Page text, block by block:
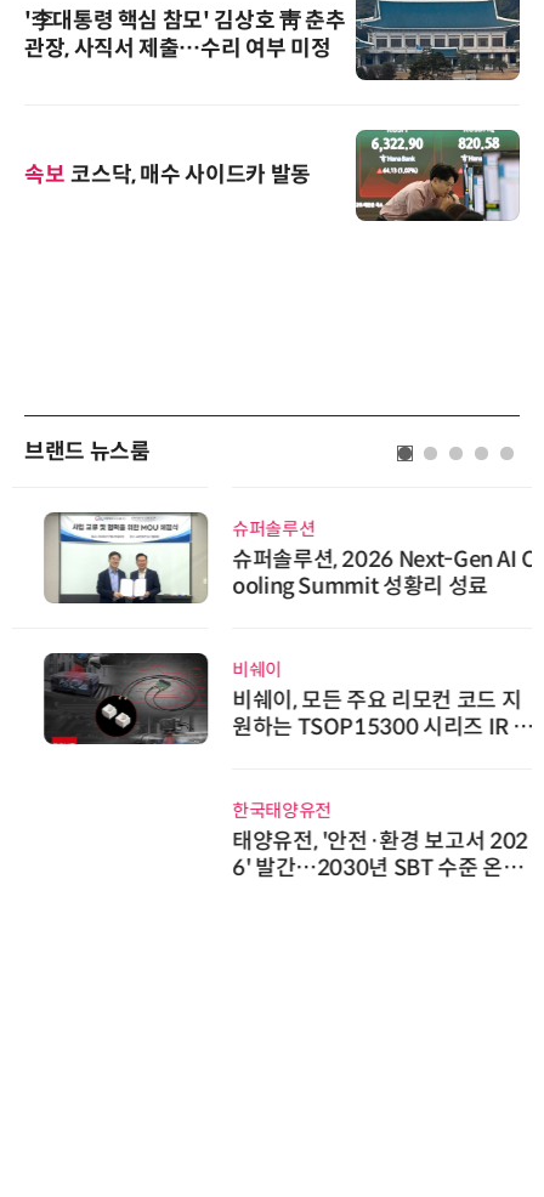
'李대통령 핵심 참모' 김상호 靑 춘추
관장, 사직서 제출…수리 여부 미정
속보 코스닥, 매수 사이드카 발동
브랜드 뉴스룸
슈퍼솔루션
슈퍼솔루션, 2026 Next-Gen AI C
ooling Summit 성황리 성료
비쉐이
비쉐이, 모든 주요 리모컨 코드 지
원하는 TSOP15300 시리즈 IR 수
신기 출시
태양유전, '안전·환경 보고서 202
6' 발간…2030년 SBT 수준 온실